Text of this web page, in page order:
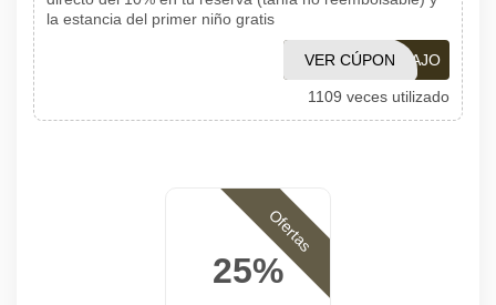
la estancia del primer niño gratis
YOVIAJO
VER CÚPON
1109 veces utilizado
25%
Ofertas